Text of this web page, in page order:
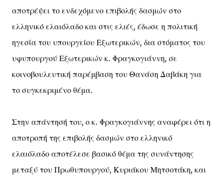
αποτρέψει το ενδεχόμενο επιβολής δασμών στο
ελληνικό ελαιόλαδο και στις ελιές, έδωσε η πολιτική
ηγεσία του υπουργείου Εξωτερικών, δια στόματος του
υφυπουργού Εξωτερικών κ. Φραγκογιάννη, σε
κοινοβουλευτική παρέμβαση του Θανάση Δαβάκη για
το συγκεκριμένο θέμα.
Στην απάντησή του, ο κ. Φραγκογιάννης αναφέρει ότι η
αποτροπή της επιβολής δασμών στο ελληνικό
ελαιόλαδο αποτέλεσε βασικό θέμα της συνάντησης
μεταξύ του Πρωθυπουργού, Κυριάκου Μητσοτάκη, και